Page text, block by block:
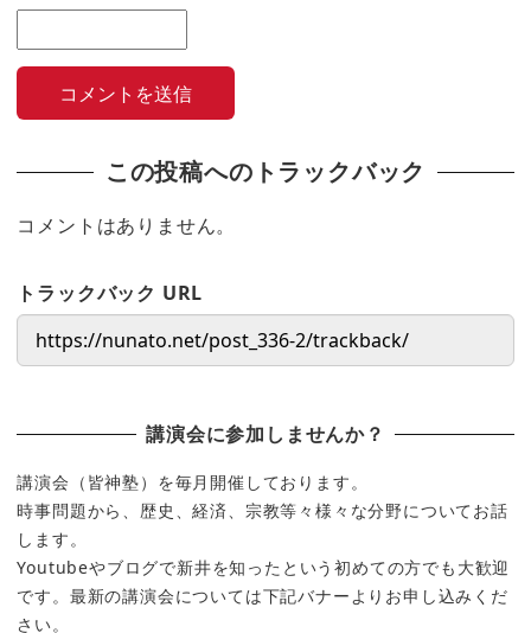
この投稿へのトラックバック
コメントはありません。
トラックバック URL
講演会に参加しませんか？
講演会（皆神塾）を毎月開催しております。
時事問題から、歴史、経済、宗教等々様々な分野についてお話
します。
Youtubeやブログで新井を知ったという初めての方でも大歓迎
です。最新の講演会については下記バナーよりお申し込みくだ
さい。